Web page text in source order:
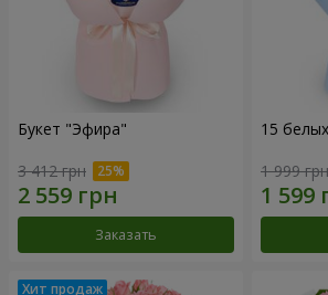
Букет "Эфира"
3 412 грн
Заказать
15
1 999 грн